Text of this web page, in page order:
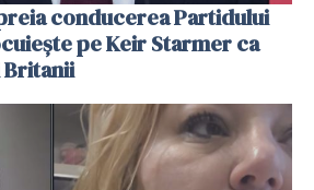
conducerea Partidului
pe Keir Starmer ca